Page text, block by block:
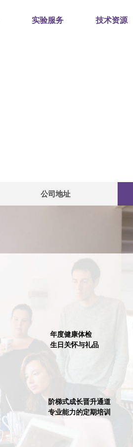
实验服务 技术资源
年度健康体检
生日关怀与礼品
阶梯式成长晋升通道
专业能力的定期培训
公司地址